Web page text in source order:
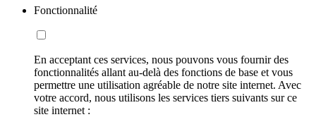
Fonctionnalité
En acceptant ces services, nous pouvons vous fournir des
fonctionnalités allant au-delà des fonctions de base et vous
permettre une utilisation agréable de notre site internet. Avec
votre accord, nous utilisons les services tiers suivants sur ce
site internet :